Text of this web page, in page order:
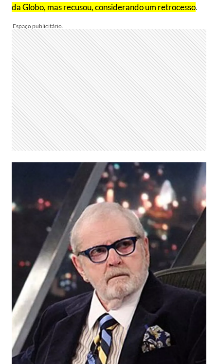
da Globo, mas recusou, considerando um retrocesso.